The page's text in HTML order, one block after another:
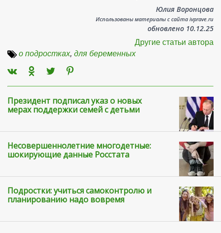
Юлия Воронцова
Использованы материалы с сайта ivprave.ru
обновлено 10.12.25
Другие статьи автора
о подростках, для беременных
Президент подписал указ о новых
мерах поддержки семей с детьми
Несовершеннолетние многодетные:
шокирующие данные Росстата
Подростки: учиться самоконтролю и
планированию надо вовремя